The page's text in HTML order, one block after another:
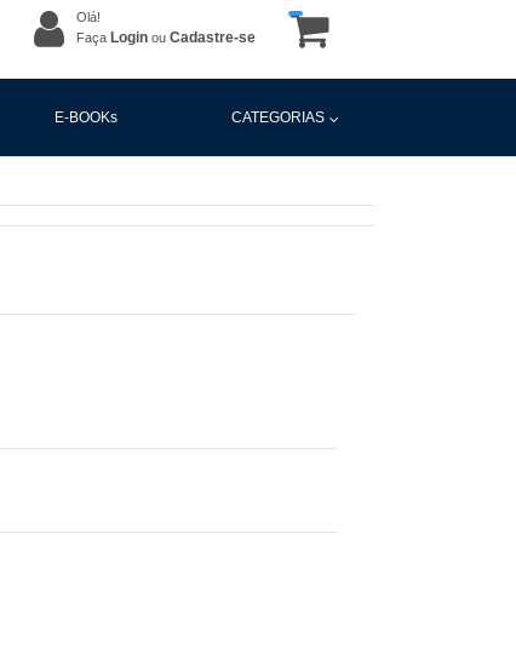
Olá!
Faça Login ou Cadastre-se
E-BOOKs CATEGORIAS